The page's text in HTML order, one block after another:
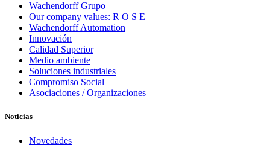
Wachendorff Grupo
Our company values: R O S E
Wachendorff Automation
Innovación
Calidad Superior
Medio ambiente
Soluciones industriales
Compromiso Social
Asociaciones / Organizaciones
Noticias
Novedades